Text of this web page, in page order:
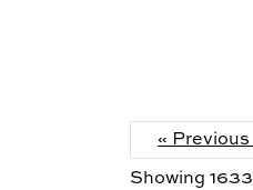
« Previous
Showing 1633